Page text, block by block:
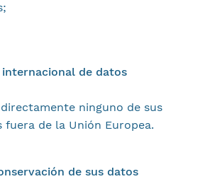
internacional de datos
ninguno de sus
fuera de la Unión Europea.
de sus datos